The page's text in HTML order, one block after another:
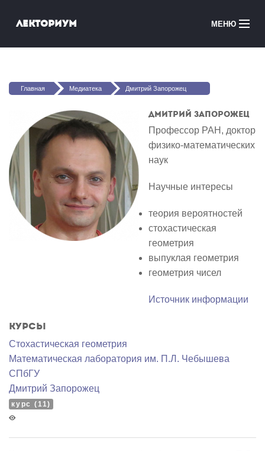
Лекториум МЕНЮ
Медиатека
Онлайн-школы
Courses in English
Вы здесь
Главная Медиатека Дмитрий Запорожец
Дмитрий Запорожец
Профессор РАН, доктор
физико-математических
наук
Научные интересы
теория вероятностей
стохастическая
геометрия
выпуклая геометрия
геометрия чисел
Источник информации
Курсы
Стохастическая геометрия
Математичеcкая лаборатория им. П.Л. Чебышева
СПбГУ
Дмитрий Запорожец
курс (11)